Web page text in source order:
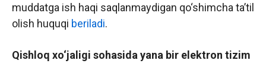
muddatga ish haqi saqlanmaydigan qo‘shimcha ta’til
olish huquqi beriladi.
Qishloq xo‘jaligi sohasida yana bir elektron tizim